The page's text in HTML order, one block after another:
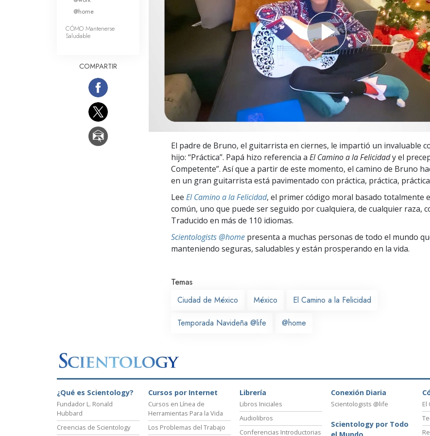
Amor y Odio: ¿Qué es Grandeza?
El padre de Bruno, el guitarrista en ciernes, le impartió un invaluable
hijo: “Práctica”. Papá hizo referencia a El Camino a la Felicidady el
Competente”. Así que a partir de este momento, el camino de Bruno
en un gran guitarrista está pavimentado con práctica, práctica,
Lee El Camino a la Felicidad, el primer código moral basado totalmente
común, uno que puede ser seguido por cualquiera, de cualquier raza,
Traducido en más de 110 idiomas.
Scientologists @home presenta a muchas personas de todo el mundo
manteniendo seguras, saludables y están prosperando en la vida.
Temas
Ciudad de México
México El Camino a la Felicidad
Temporada Navideña @life @home
@home
CÓMO Mantenerse
Saludable
COMPARTIR
¿Qué es Scientology?
Fundador L. Ronald
Hubbard
Creencias de Scientology
Cursos por Internet
Cursos en Línea de
Herramientas Para la Vida
Los Problemas del Trabajo
Librería
Libros Iniciales
Audiolibros
Conferencias Introductorias
Conexión Diaria
Scientologists @life
Scientology por Todo
El